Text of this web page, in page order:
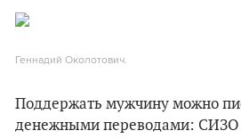
Геннадий Околотович.
Поддержать мужчину можно
денежными переводами: СИЗО